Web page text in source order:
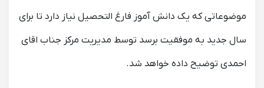
موضوعاتی که یک دانش آموز فارغ التحصیل نیاز دارد تا برای
سال جدید به موفقیت برسد توسط مدیریت مرکز جناب اقای
احمدی توضیح داده خواهد شد.